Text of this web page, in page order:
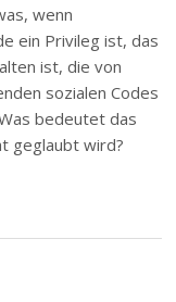
wenn
ein Privileg ist, das
ist, die von
sozialen Codes
bedeutet das
geglaubt wird?